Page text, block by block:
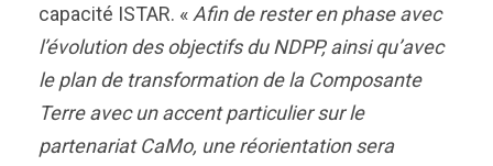
capacité ISTAR. « Afin de rester en phase avec
l’évolution des objectifs du NDPP, ainsi qu’avec
le plan de transformation de la Composante
Terre avec un accent particulier sur le
partenariat CaMo, une réorientation sera